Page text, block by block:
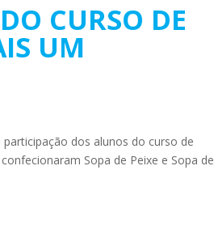
CURSO DE
UM
dos alunos do curso de
Sopa de Peixe e Sopa de